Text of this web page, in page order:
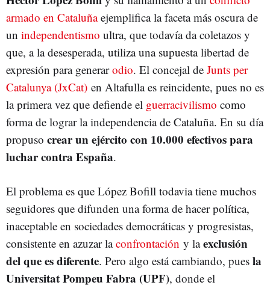
armado en Cataluñaejemplifica la faceta más oscura de
un independentismo ultra, que todavía da coletazos y
que, a la desesperada, utiliza una supuesta libertad de
expresión para generarodio. El concejal de Junts per
Catalunya (JxCat) en Altafulla es reincidente, pues no es
la primera vez que defiende el guerracivilismo como
forma de lograr la independencia de Cataluña. En su día
propuso crear un ejército con 10.000 efectivos para
luchar contra España.
El problema es que López Bofill todavia tiene muchos
seguidores que difunden una forma de hacer política,
inaceptable en sociedades democráticas y progresistas,
consistente en azuzar laconfrontación y laexclusión
del que es diferente. Pero algo está cambiando, pues la
Universitat Pompeu Fabra (UPF), donde el